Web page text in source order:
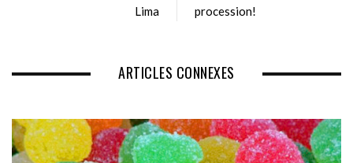
Lima
procession!
ARTICLES CONNEXES